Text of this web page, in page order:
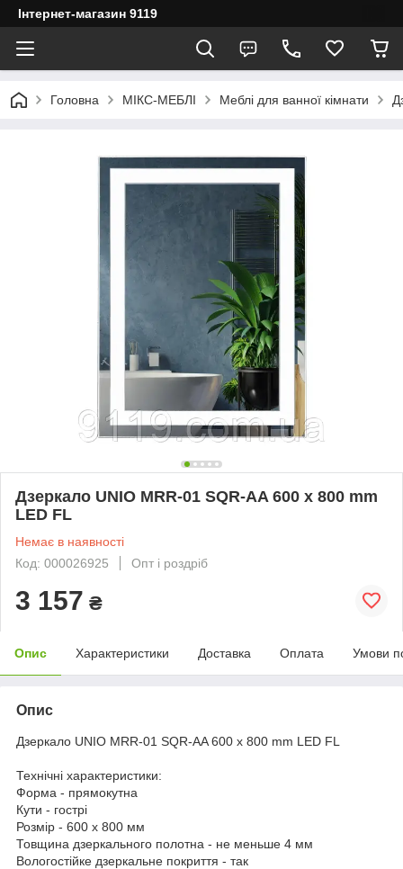
Інтернет-магазин 9119
Головна МІКС-МЕБЛІ Меблі для ванної кімнати
Дзеркало UNIO MRR-01 SQR-AA 600 x 800 mm
LED FL
Немає в наявності
Код: 000026925
Опт і роздріб
3 157 ₴
Опис Характеристики Доставка Оплата Умови
Опис
Дзеркало UNIO MRR-01 SQR-AA 600 x 800 mm LED FL
Технічні характеристики:
Форма - прямокутна
Кути - гострі
Розмір - 600 х 800 мм
Товщина дзеркального полотна - не меньше 4 мм
Вологостійке дзеркальне покриття - так